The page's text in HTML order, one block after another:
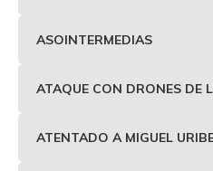
ASOINTERMEDIAS
ATAQUE CON DRONES DE
ATENTADO A MIGUEL